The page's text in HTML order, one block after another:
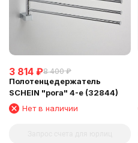
3 814 ₽8 400 ₽
Полотенцедержатель
SCHEIN "рога" 4-е (32844)
Нет в наличии